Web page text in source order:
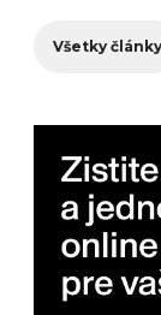
Všetky články